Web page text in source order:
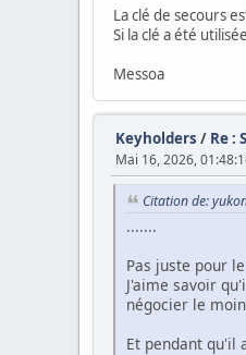
La clé de secours
Si la clé a été
Messoa
Keyholders / Re :
Mai 16, 2026,
Citation de:
.......
Pas juste pour
J'aime savoir
négocier le
Et pendant qu'il